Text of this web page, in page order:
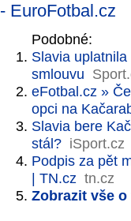
- EuroFotbal.cz
Podobné:
Slavia
smlouvu
eFotbal.cz »
opci na
Slavia bere
stál? iSport.cz
Podpis za pět
| TN.cz tn.cz
Zobrazit vše